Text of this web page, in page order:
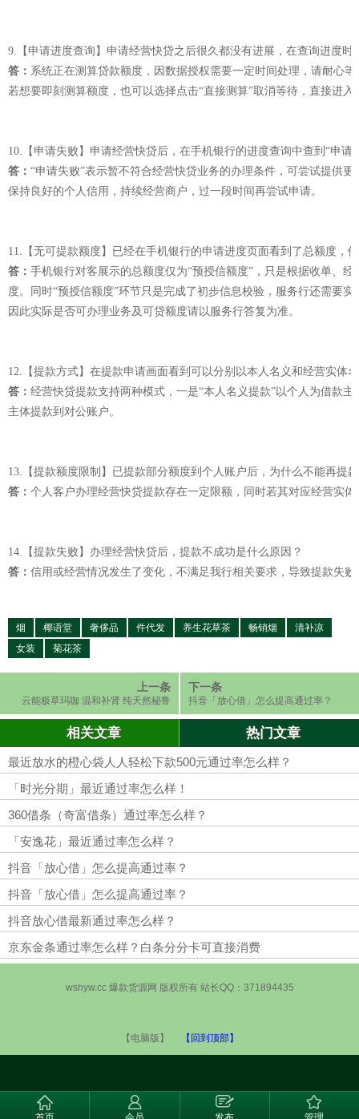
9.【申请进度查询】申请经营快贷之后很久都没有进展，在查询进度时
答： 系统正在测算贷款额度，因数据授权需要一定时间处理，请耐心
若想要即刻测算额度，也可以选择点击“直接测算”取消等待，直接进入
10.【申请失败】申请经营快贷后，在手机银行的进度查询中查到“申请
答： “申请失败”表示暂不符合经营快贷业务的办理条件，可尝试提供
保持良好的个人信用，持续经营商户，过一段时间再尝试申请。
11.【无可提款额度】已经在手机银行的申请进度页面看到了总额度，
答： 手机银行对客展示的总额度仅为“预授信额度”，只是根据收单、
度。同时“预授信额度”环节只是完成了初步信息校验，服务行还需要
因此实际是否可办理业务及可贷额度请以服务行答复为准。
12.【提款方式】在提款申请画面看到可以分别以本人名义和经营实体
答： 经营快贷提款支持两种模式，一是“本人名义提款”以个人为借款
主体提款到对公账户。
13.【提款额度限制】已提款部分额度到个人账户后，为什么不能再提
答： 个人客户办理经营快贷提款存在一定限额，同时若其对应经营实
14.【提款失败】办理经营快贷后，提款不成功是什么原因？
答： 信用或经营情况发生了变化，不满足我行相关要求，导致提款失
烟 椰语堂 奢侈品 件代发 养生花草茶 畅销烟
清补凉
女装
菊花茶
上一条
云能极草玛咖 温和补肾 纯天然秘鲁
黑玛卡
下一条
抖音「放心借」怎么提高通过率？
相关文章 热门文章
最近放水的橙心袋人人轻松下款500元通过率怎么样？
「时光分期」最近通过率怎么样！
360借条（奇富借条）通过率怎么样？
「安逸花」最近通过率怎么样？
抖音「放心借」怎么提高通过率？
抖音「放心借」怎么提高通过率？
抖音放心借最新通过率怎么样？
京东金条通过率怎么样？白条分分卡可直接消费
wshyw.cc 爆款货源网 版权所有 站长QQ：371894435
【电脑版】 【回到顶部】